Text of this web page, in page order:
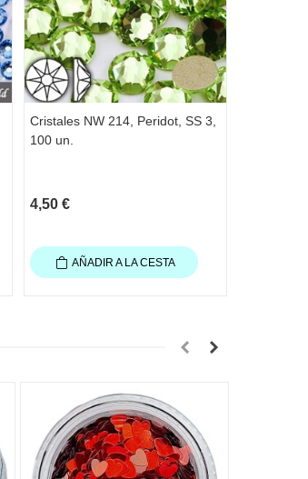
Cristales NW 214, Peridot, SS 3,
100 un.
4,50 €
AÑADIR A LA CESTA